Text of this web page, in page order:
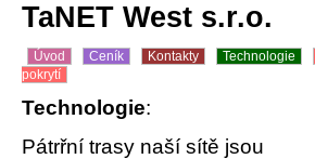
TaNET West s.r.o.
Úvod Ceník Kontakty Technologie
pokrytí
Technologie:
Pátrřní trasy naší sítě jsou